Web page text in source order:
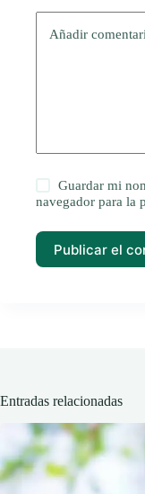
Añadir
Guardar mi
navegador para la
Publicar el
Entradas relacionadas